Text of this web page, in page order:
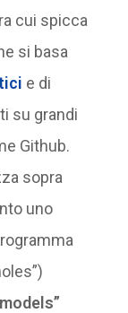
cui spicca
si basa
e di
su grandi
Github.
sopra
uno